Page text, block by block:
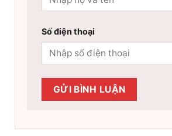
Số điện thoại